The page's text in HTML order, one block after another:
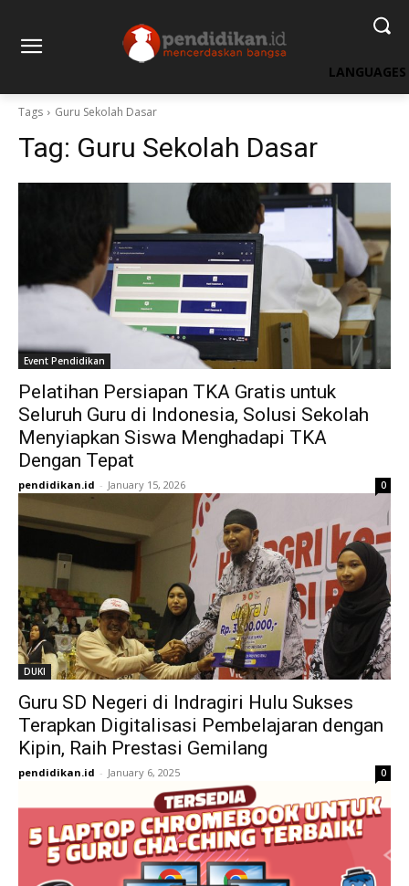
LANGUAGES
Tags Guru Sekolah Dasar
Tag: Guru Sekolah Dasar
Event Pendidikan
Pelatihan Persiapan TKA Gratis untuk
Seluruh Guru di Indonesia, Solusi Sekolah
Menyiapkan Siswa Menghadapi TKA
Dengan Tepat
pendidikan.id - January 15, 2026 0
DUKI
Guru SD Negeri di Indragiri Hulu Sukses
Terapkan Digitalisasi Pembelajaran dengan
Kipin, Raih Prestasi Gemilang
pendidikan.id - January 6, 2025 0